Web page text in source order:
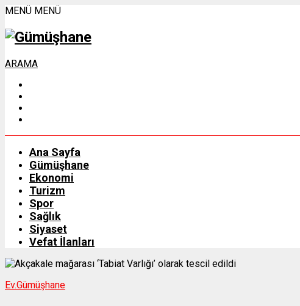
MENÜ MENÜ
ARAMA
Ana Sayfa
Gümüşhane
Ekonomi
Turizm
Spor
Sağlık
Siyaset
Vefat İlanları
Ev.Gümüşhane